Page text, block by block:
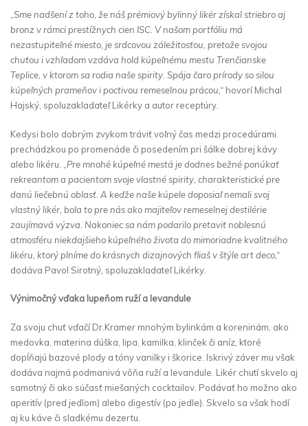
Sme nadšení z toho, že náš prémiový bylinný likér získal striebro aj
bronz v rámci prestížnych cien ISC. V našom portfóliu má
nezastupiteľné miesto, je srdcovou záležitosťou, pretože svojou
chuťou i vzhľadom vzdáva hold kúpeľnému mestu Trenčianske
Teplice, v ktorom sa rodia naše spirity. Spája čaro prírody so silou
kúpeľných prameňov i poctivou remeselnou prácou,“ hovorí Michal
Hajský, spoluzakladateľ Likérky a autor receptúry.
Kedysi bolo dobrým zvykom tráviť voľný čas medzi procedúrami
prechádzkou po promenáde či posedením pri šálke dobrej kávy
alebo likéru. „ Pre mnohé kúpeľné mestá je dodnes bežné ponúkať
rekreantom a pacientom svoje vlastné spirity, charakteristické pre
danú liečebnú oblasť. A keďže naše kúpele doposiaľ nemali svoj
vlastný likér, bola to pre nás ako majiteľov remeselnej destilérie
zaujímavá výzva. Nakoniec sa nám podarilo pretaviť noblesnú
atmosféru niekdajšieho kúpeľného života do mimoriadne kvalitného
likéru, ktorý plníme do krásnych dizajnových fliaš v štýle art deco,“
dodáva Pavol Sirotný spoluzakladateľ Likérky.
Výnimočný vďaka lupeňom ruží a levandule
Za svoju chuť vďačí Dr.Kramer mnohým bylinkám a koreninám, ako
medovka, materina dúška, lipa, kamilka, klinček či aníz, ktoré
dopĺňajú bazové plody a tóny vanilky i škorice. Iskrivý záver mu však
dodáva najmä podmanivá vôňa ruží a levandule. Likér chutí skvelo aj
samotný či ako súčasť miešaných cocktailov. Podávať ho možno ako
aperitív (pred jedlom) alebo digestív (po jedle). Skvelo sa však hodí
aj ku káve či sladkému dezertu.